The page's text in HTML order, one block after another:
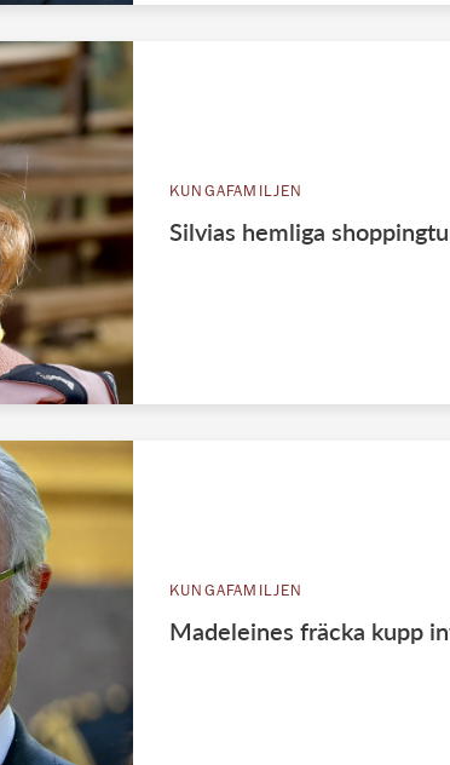
KUNGAFAMILJEN
Silvias hemliga
KUNGAFAMILJEN
Madeleines fräcka kupp